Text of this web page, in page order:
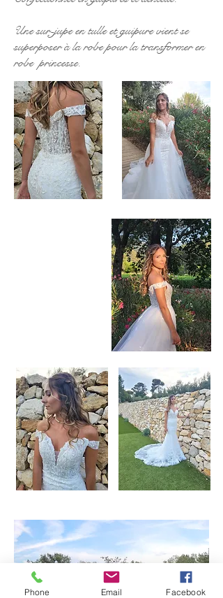
Une sur-jupe en tulle et guipure vient se
superposer à la robe pour la transformer en
robe princesse.
Phone Email Facebook